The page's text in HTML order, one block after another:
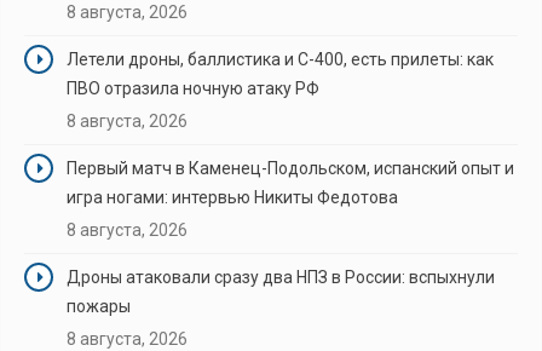
8 августа, 2026
Летели дроны, баллистика и С-400, есть прилеты: как
ПВО отразила ночную атаку РФ
8 августа, 2026
Первый матч в Каменец-Подольском, испанский опыт и
игра ногами: интервью Никиты Федотова
8 августа, 2026
Дроны атаковали сразу два НПЗ в России: вспыхнули
пожары
8 августа, 2026